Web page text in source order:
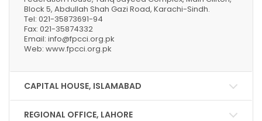
Block 5, Abdullah Shah Gazi Road, Karachi-Sindh.
Tel: 021-35873691-94
Fax: 021-35874332
Email: info@fpcci.org.pk
Web: www.fpcci.org.pk
CAPITAL HOUSE, ISLAMABAD
REGIONAL OFFICE, LAHORE